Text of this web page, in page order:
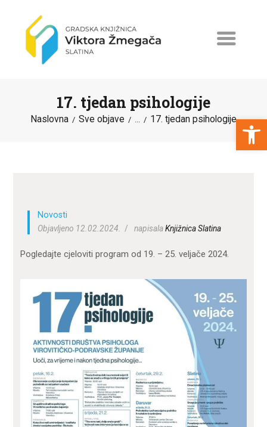
Open toolbar
17. tjedan psihologije
Naslovna Sve objave ... 17. tjedan psihologije
PROGRAMI I PROJEKTI
KATALOG
O KNJIŽNICI
ODJELI
DOKUMENTI
KONTAKT
Novosti
Objavljeno 12.02.2024.
napisalaKnjižnica Slatina
Pogledajte cjeloviti program od 19. – 25. veljače 2024.